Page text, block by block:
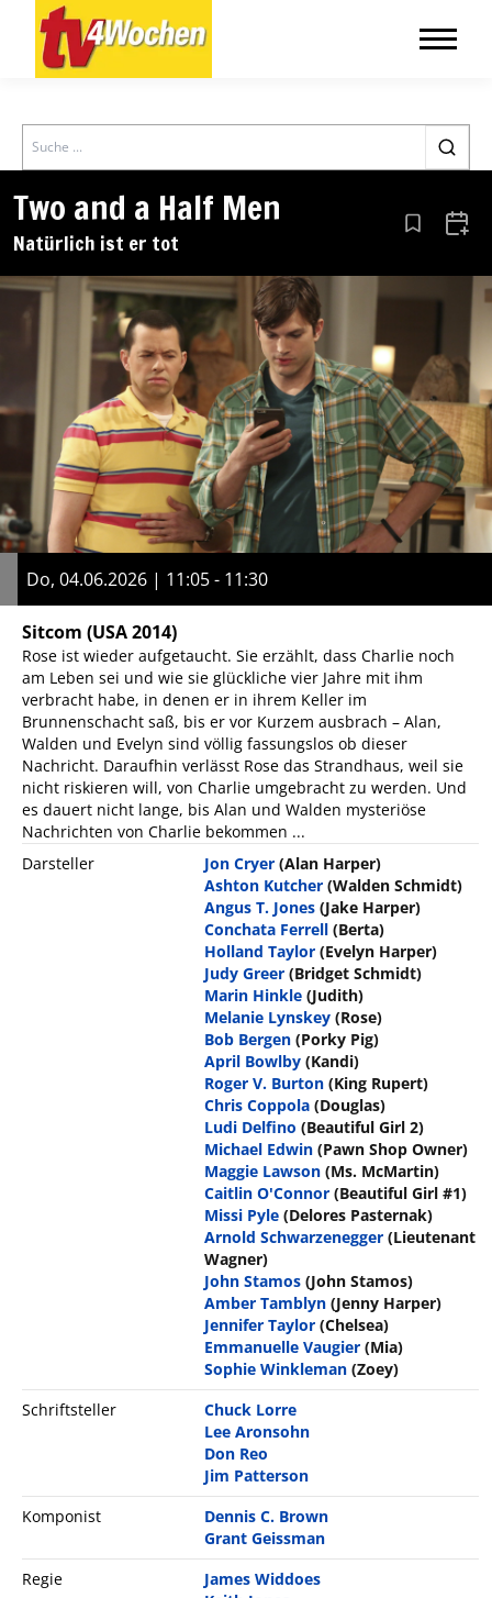
Search
Two and a Half Men
Natürlich ist er tot Aus den
Do, 04.06.2026 | 11:05 - 11:30
Sitcom (USA 2014)
Rose ist wieder aufgetaucht. Sie erzählt, dass Charlie noch
am Leben sei und wie sie glückliche vier Jahre mit ihm
verbracht habe, in denen er in ihrem Keller im
Brunnenschacht saß, bis er vor Kurzem ausbrach – Alan,
Walden und Evelyn sind völlig fassungslos ob dieser
Nachricht. Daraufhin verlässt Rose das Strandhaus, weil sie
nicht riskieren will, von Charlie umgebracht zu werden. Und
es dauert nicht lange, bis Alan und Walden mysteriöse
Nachrichten von Charlie bekommen ...
Darsteller
Jon Cryer (Alan Harper)
Ashton Kutcher (Walden Schmidt)
Angus T. Jones (Jake Harper)
Conchata Ferrell (Berta)
Holland Taylor (Evelyn Harper)
Judy Greer (Bridget Schmidt)
Marin Hinkle (Judith)
Melanie Lynskey (Rose)
Bob Bergen (Porky Pig)
April Bowlby (Kandi)
Roger V. Burton (King Rupert)
Chris Coppola (Douglas)
Ludi Delfino (Beautiful Girl 2)
Michael Edwin (Pawn Shop Owner)
Maggie Lawson (Ms. McMartin)
Caitlin O'Connor (Beautiful Girl #1)
Missi Pyle (Delores Pasternak)
Arnold Schwarzenegger (Lieutenant
Wagner)
John Stamos (John Stamos)
Amber Tamblyn (Jenny Harper)
Jennifer Taylor (Chelsea)
Emmanuelle Vaugier (Mia)
Sophie Winkleman (Zoey)
Schriftsteller
Chuck Lorre
Lee Aronsohn
Don Reo
Jim Patterson
Komponist
Dennis C. Brown
Grant Geissman
Regie
James Widdoes